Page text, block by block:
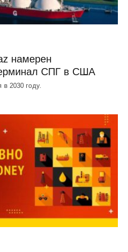
намерен
СПГ в США
в 2030 году.